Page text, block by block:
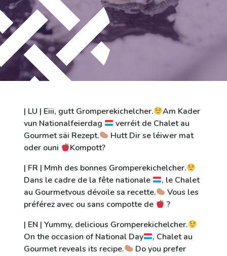
Kontakt
| LU | Eiii, gutt Gromperekichelcher.
Am Kader
vun Nationalfeierdag
verréit de Chalet au
Gourmet säi Rezept.
Hutt Dir se léiwer mat
oder ouni
Kompott?
| FR | Mmh des bonnes Gromperekichelcher.
Dans le cadre de la fête nationale
, le Chalet
au Gourmetvous dévoile sa recette.
Vous les
préférez avec ou sans compotte de
?
| EN | Yummy, delicious Gromperekichelcher.
On the occasion of National Day
, Chalet au
Gourmet reveals its recipe.
Do you prefer